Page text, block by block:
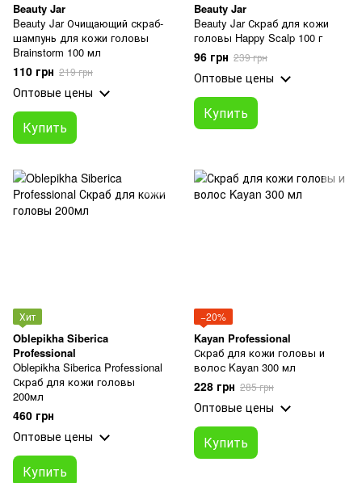
Beauty Jar
Beauty Jar Очищающий скраб-
шампунь для кожи головы
Brainstorm 100 мл
110 грн 219 грн
Оптовые цены
Купить
Beauty Jar
Beauty Jar Скраб для кожи
головы Happy Scalp 100 г
96 грн 239 грн
Оптовые цены
Купить
Хит
Oblepikha Siberica
Professional
Oblepikha Siberica Professional
Скраб для кожи головы
200мл
460 грн
Оптовые цены
Купить
−20%
Kayan Professional
Скраб для кожи головы и
волос Kayan 300 мл
228 грн 285 грн
Оптовые цены
Купить